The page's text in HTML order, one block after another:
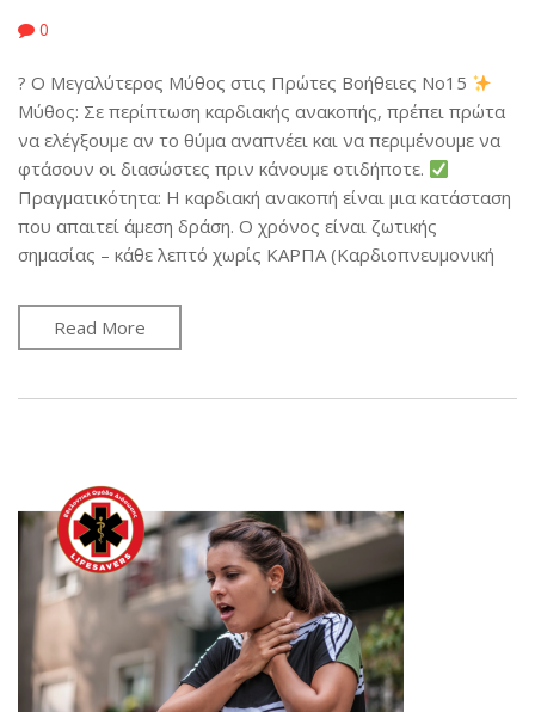
0
? Ο Μεγαλύτερος Μύθος στις Πρώτες Βοήθειες No15
Μύθος: Σε περίπτωση καρδιακής ανακοπής, πρέπει πρώτα
να ελέγξουμε αν το θύμα αναπνέει και να περιμένουμε να
φτάσουν οι διασώστες πριν κάνουμε οτιδήποτε.
Πραγματικότητα: Η καρδιακή ανακοπή είναι μια κατάσταση
που απαιτεί άμεση δράση. Ο χρόνος είναι ζωτικής
σημασίας – κάθε λεπτό χωρίς ΚΑΡΠΑ (Καρδιοπνευμονική
Read More